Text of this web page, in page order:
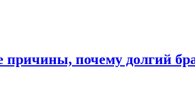
почему долгий